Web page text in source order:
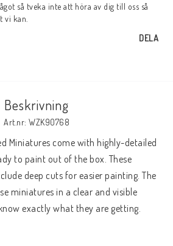
så tveka inte att höra av dig till oss så
vi kan.
DELA
Beskrivning
Art.nr: WZK90768
Miniatures come with highly-detailed
to paint out of the box. These
deep cuts for easier painting. The
miniatures in a clear and visible
exactly what they are getting.